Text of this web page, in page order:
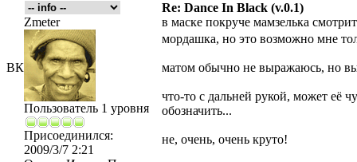
ВК
Re: Dance In Black (v.0.1)
Zmeter
Пользователь 1 уровня
Присоединился:
2009/3/7 2:21
в маске покруче мамзелька
мордашка, но это возможно мне
матом обычно не выражаюсь, но
что-то с дальней рукой, может её
обозначить...
не, очень, очень круто!